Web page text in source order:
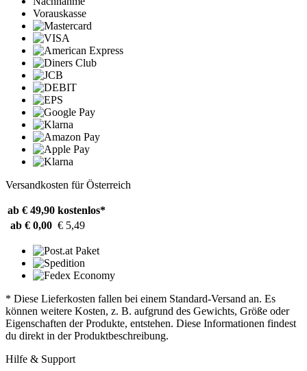
Vorauskasse
Versandkosten für Österreich
ab € 49,90 kostenlos*
ab € 0,00 € 5,49
* Diese Lieferkosten fallen bei einem Standard-Versand an. Es
können weitere Kosten, z. B. aufgrund des Gewichts, Größe oder
Eigenschaften der Produkte, entstehen. Diese Informationen findest
du direkt in der Produktbeschreibung.
Hilfe & Support